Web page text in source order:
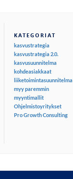
KATEGORIAT
kasvustrategia
kasvustrategia 2.0.
kasvusuunnitelma
kohdeasiakkaat
liiketoimintasuunnitelma
myy paremmin
myyntimallit
Ohjelmistoyritykset
Pro Growth Consulting